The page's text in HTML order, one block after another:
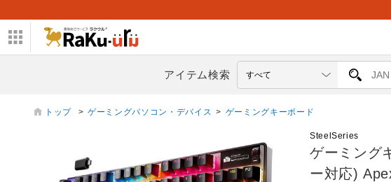
アイテム検索
トップ > ゲーミングパソコン・デバイス > ゲーミングキーボード
SteelSeries
ゲーミング
ー対応)